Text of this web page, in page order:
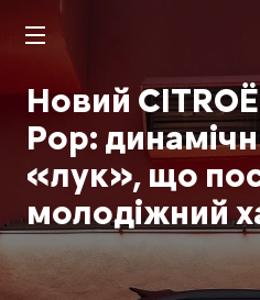
Новий
Pop:
«лук», що
молодіжний